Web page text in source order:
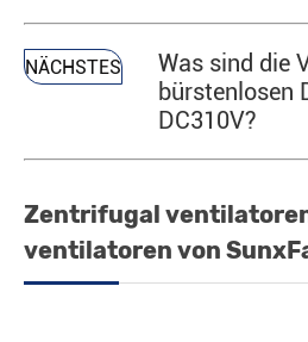
NÄCHSTES
Was sind die
bürstenlosen
DC310V?
Zentrifugal
ventilatoren von